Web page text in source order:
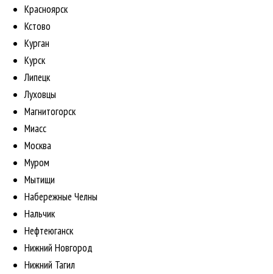
Красноярск
Кстово
Курган
Курск
Липецк
Луховцы
Магнитогорск
Миасс
Москва
Муром
Мытищи
Набережные Челны
Нальчик
Нефтеюганск
Нижний Новгород
Нижний Тагил